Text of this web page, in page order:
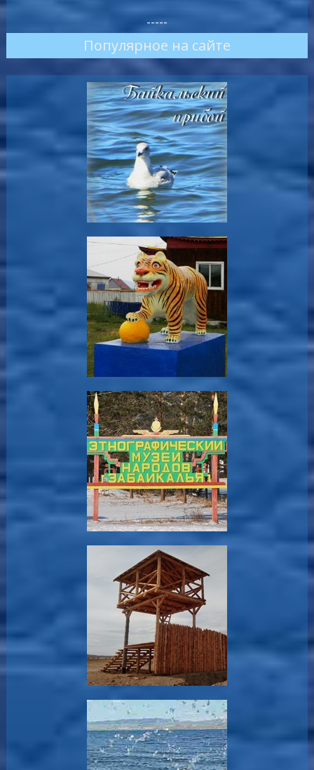
-----
Популярное на сайте